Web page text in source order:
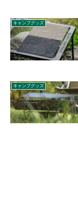
キャンプグッズ
キャンプグッズ